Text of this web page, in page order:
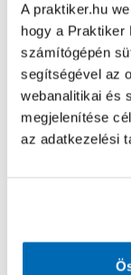
A praktiker.hu
hogy a Praktiker
számítógépén
segítségével az
webanalitikai és
megjelenítése
az adatkezelési